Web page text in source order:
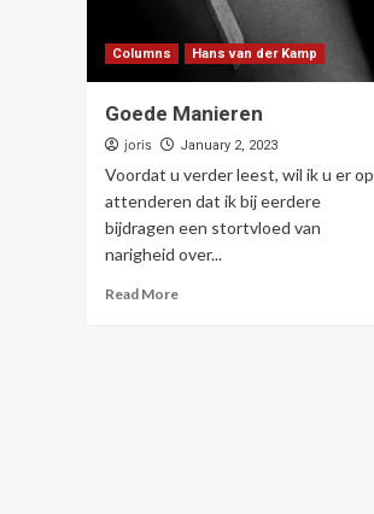
Columns Hans van der Kamp
Goede Manieren
joris January 2, 2023
Voordat u verder leest, wil ik u er op
attenderen dat ik bij eerdere
bijdragen een stortvloed van
narigheid over...
Read More